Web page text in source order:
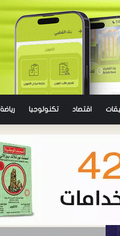
اقتصاد تكنولوجيا رياضة